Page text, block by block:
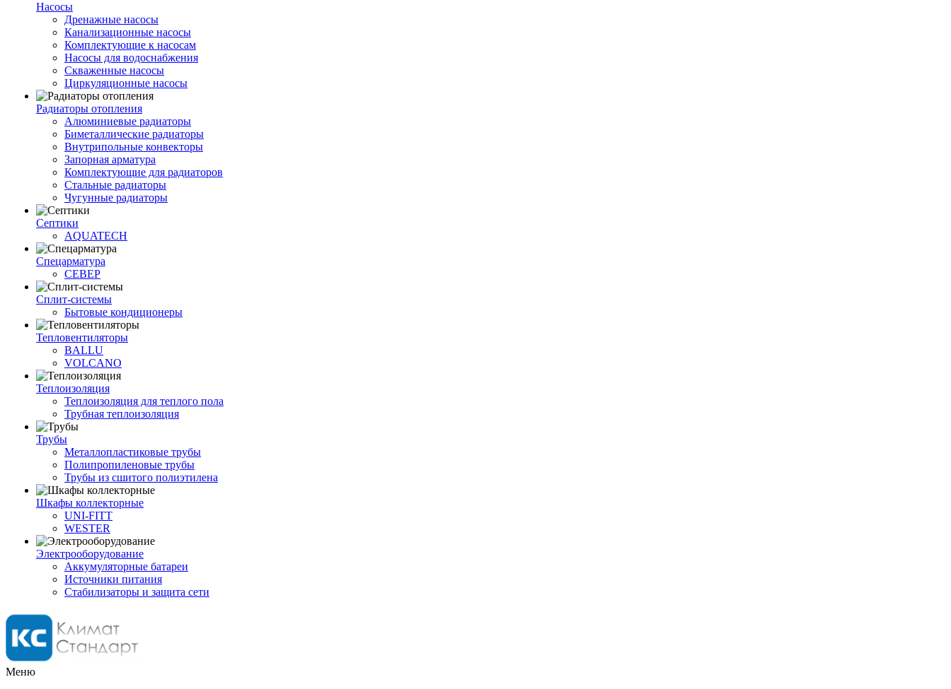
Насосы
Дренажные насосы
Канализационные насосы
Комплектующие к насосам
Насосы для водоснабжения
Скваженные насосы
Циркуляционные насосы
Радиаторы отопления
Алюминиевые радиаторы
Биметаллические радиаторы
Внутрипольные конвекторы
Запорная арматура
Комплектующие для радиаторов
Стальные радиаторы
Чугунные радиаторы
Септики
AQUATECH
Спецарматура
СЕВЕР
Сплит-системы
Бытовые кондиционеры
Тепловентиляторы
BALLU
VOLCANO
Теплоизоляция
Теплоизоляция для теплого пола
Трубная теплоизоляция
Трубы
Металлопластиковые трубы
Полипропиленовые трубы
Трубы из сшитого полиэтилена
Шкафы коллекторные
UNI-FITT
WESTER
Электрооборудование
Аккумуляторные батареи
Источники питания
Стабилизаторы и защита сети
Меню